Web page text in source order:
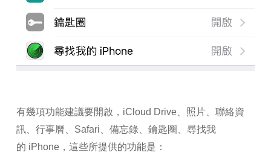
有幾項功能建議要開啟，iCloud Drive、照片、聯絡資
訊、行事曆、Safari、備忘錄、鑰匙圈、尋找我
的 iPhone，這些所提供的功能是：